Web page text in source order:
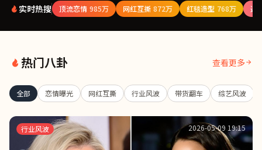
实时热搜 顶流恋情 985万 网红互撕 872万 红毯造型 768万 选
热门八卦 查看更多
全部 恋情曝光 网红互撕 行业风波 带货翻车 综艺风波
行业风波 2026-05-09 19:15